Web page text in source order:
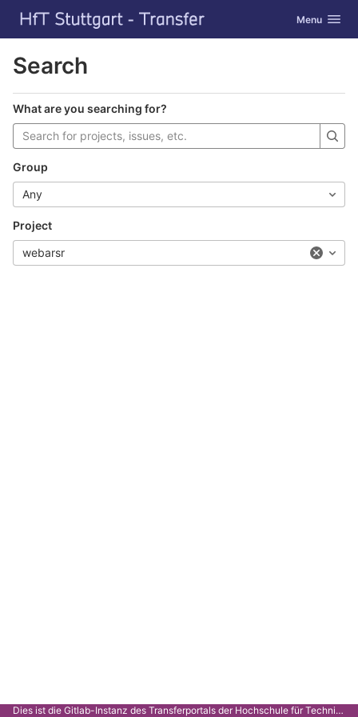
Skip to content
GitLab Toggle
Menu
Search
What are you searching for?
Group
Any
Project
webarsr
Dies ist die Gitlab-Instanz des Transferportals der Hochschule für Technik Stuttgart.